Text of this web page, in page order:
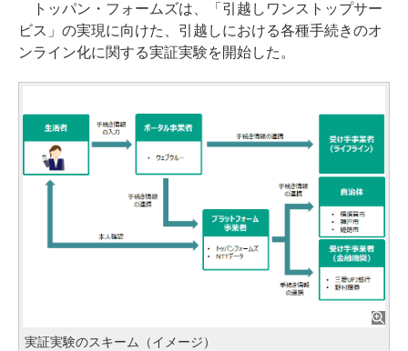
トッパン・フォームズは、「引越しワンストップサー
ビス」の実現に向けた、引越しにおける各種手続きのオ
ンライン化に関する実証実験を開始した。
実証実験のスキーム（イメージ）